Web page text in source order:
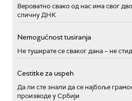
Вероватно свако од нас има свог
сличну ДНК
Nemogućnost tusiranja
Не туширате се сваког дана – не
Cestitke za uspeh
Да ли сте знали да се најбоље
производе у Србији